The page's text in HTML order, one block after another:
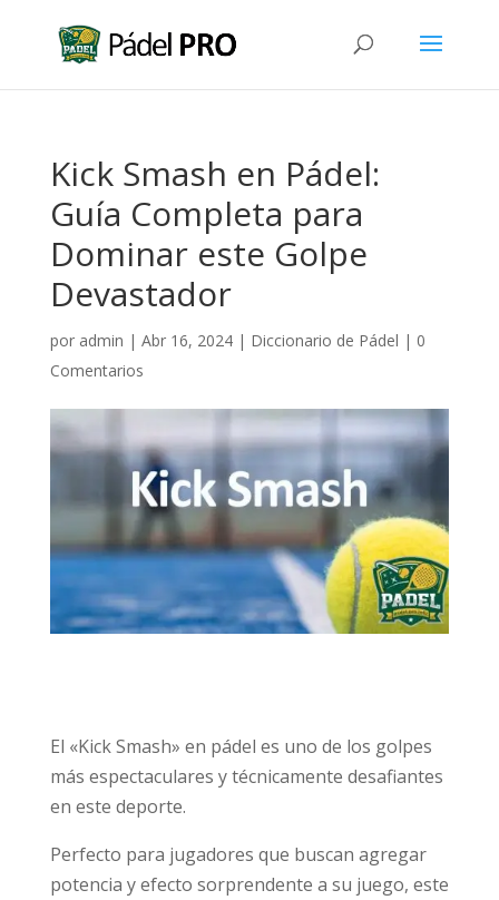
Kick Smash en Pádel:
Guía Completa para
Dominar este Golpe
Devastador
por admin | Abr 16, 2024| Diccionario de Pádel | 0
Comentarios
El «Kick Smash» en pádel es uno de los golpes
más espectaculares y técnicamente desafiantes
en este deporte.
Perfecto para jugadores que buscan agregar
potencia y efecto sorprendente a su juego, este